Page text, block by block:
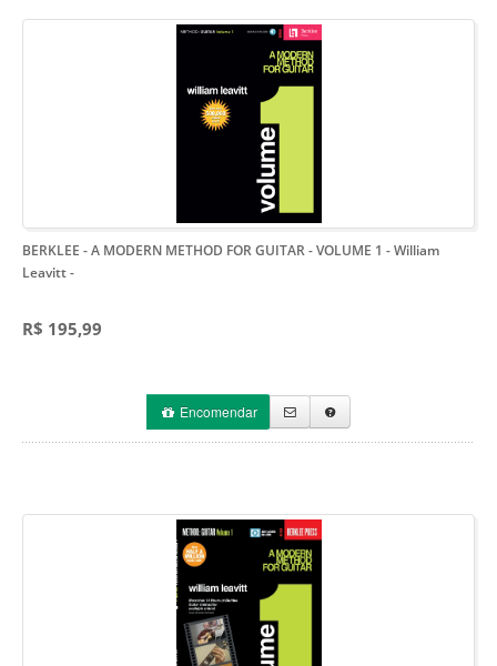
BERKLEE - A MODERN METHOD FOR GUITAR - VOLUME 1 - William
Leavitt-
R$ 195,99
Encomendar